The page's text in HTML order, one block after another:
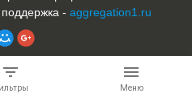
Меню
- aggregation1.ru